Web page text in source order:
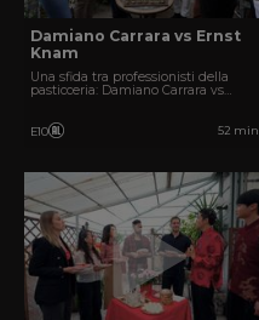
Damiano Carrara vs Ernst
Knam
Una sfida tra professionisti della
pasticceria: Damiano Carrara vs
E10 52 min